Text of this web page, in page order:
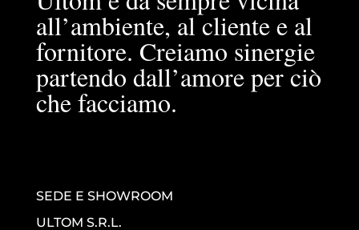
all’ambiente, al cliente e al
fornitore. Creiamo sinergie
partendo dall’amore per ciò
che facciamo.
SEDE E SHOWROOM
ULTOM S.R.L.